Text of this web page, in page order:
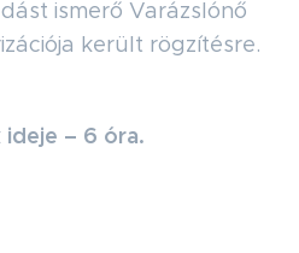
ismerő Varázslónő
került rögzítésre.
– 6 óra.